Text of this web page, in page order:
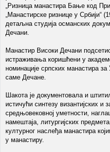
„Ризница манастира Бање код
„Манастирске ризнице у Србији“
детаљна студија османских
Дечани.
Манастир Високи Дечани
истраживања коришћени у
номинације српских манастира
саме Дечане.
Шакота је документовала и
истичући синтезу византијских и
средњовековној уметности,
намештаја, литургијских
културног наслеђа манастира
у манастиру.